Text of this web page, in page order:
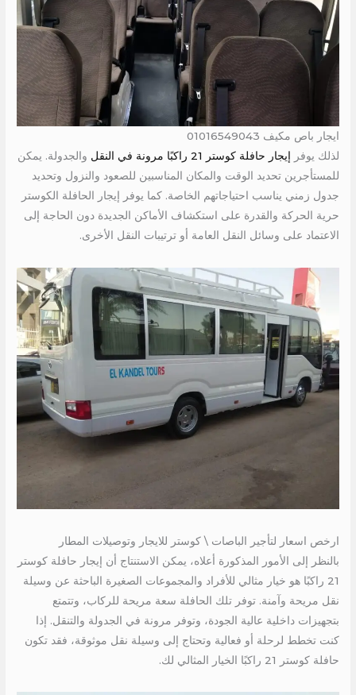
ايجار باص مكيف 01016549043
لذلك يوفر إيجار حافلة كوستر 21 راكبًا مرونة في النقل
والجدولة. يمكن
للمستأجرين تحديد الوقت والمكان المناسبين للصعود والنزول وتحديد
جدول زمني يناسب احتياجاتهم الخاصة. كما يوفر إيجار الحافلة الكوستر
حرية الحركة والقدرة على استكشاف الأماكن الجديدة دون الحاجة إلى
الاعتماد على وسائل النقل العامة أو ترتيبات النقل الأخرى.
ارخص اسعار لتأجير الباصات \ كوستر للايجار وتوصيلات المطار
بالنظر إلى الأمور المذكورة أعلاه، يمكن الاستنتاج أن إيجار حافلة كوستر
21 راكبًا هو خيار مثالي للأفراد والمجموعات الصغيرة الباحثة عن وسيلة
نقل مريحة وآمنة. توفر تلك الحافلة سعة مريحة للركاب، وتتمتع
بتجهيزات داخلية عالية الجودة، وتوفر مرونة في الجدولة والتنقل. إذا
كنت تخطط لرحلة أو فعالية وتحتاج إلى وسيلة نقل موثوقة، فقد تكون
حافلة كوستر 21 راكبًا الخيار المثالي لك.